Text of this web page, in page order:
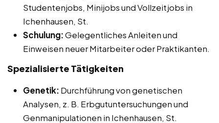
Studentenjobs, Minijobs und Vollzeitjobs in
Ichenhausen, St.
Schulung:Gelegentliches Anleiten und
Einweisen neuer Mitarbeiter oder Praktikanten.
Spezialisierte Tätigkeiten
Genetik: Durchführung von genetischen
Analysen, z. B. Erbgutuntersuchungen und
Genmanipulationen in Ichenhausen, St.